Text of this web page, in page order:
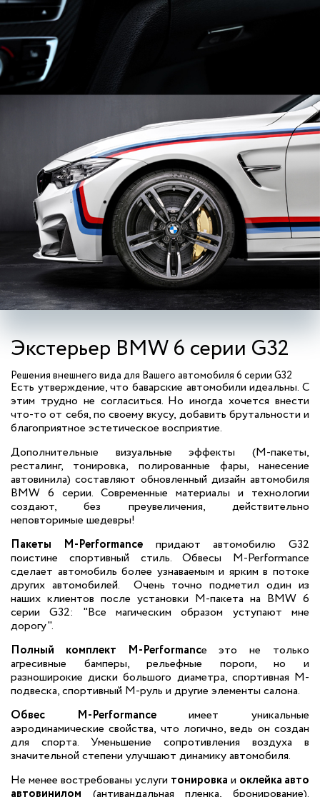
Экстерьер BMW 6 серии G32
Решения внешнего вида для Вашего автомобиля 6 серии G32
Есть утверждение, что баварские автомобили идеальны. С
этим трудно не согласиться. Но иногда хочется внести
что-то от себя, по своему вкусу, добавить брутальности и
благоприятное эстетическое восприятие.
Дополнительные визуальные эффекты (М-пакеты,
ресталинг, тонировка, полированные фары, нанесение
автовинила) составляют обновленный дизайн автомобиля
BMW 6 серии. Современные материалы и технологии
создают, без преувеличения, действительно
неповторимые шедевры!
Пакеты M-Performanceпридают автомобилю G32
поистине спортивный стиль. Обвесы M-Performance
сделает автомобиль более узнаваемым и ярким в потоке
других автомобилей. Очень точно подметил один из
наших клиентов после установки М-пакета на BMW 6
серии G32: "Все магическим образом уступают мне
дорогу".
Полный комплект M-Performance это не только
агресивные бамперы, рельефные пороги, но и
разноширокие диски большого диаметра, спортивная М-
подвеска, спортивный M-руль и другие элементы салона.
Обвес M-Performanceимеет уникальные
аэродинамические свойства, что логично, ведь он создан
для спорта. Уменьшение сопротивления воздуха в
значительной степени улучшают динамику автомобиля.
Не менее востребованы услуги тонировка и оклейка авто